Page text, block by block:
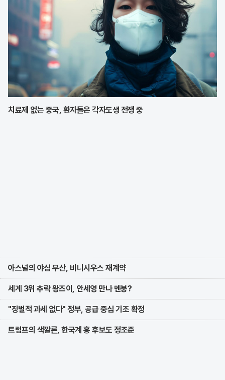
치료제 없는 중국, 환자들은 각자도생 전쟁 중
아스널의 야심 무산, 비니시우스 재계약
세계 3위 추락 왕즈이, 안세영 만나 멘붕?
"징벌적 과세 없다" 정부, 공급 중심 기조 확정
트럼프의 색깔론, 한국계 홍 후보도 정조준